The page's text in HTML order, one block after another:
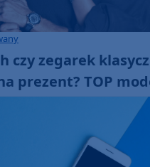
czy zegarek
prezent? TOP